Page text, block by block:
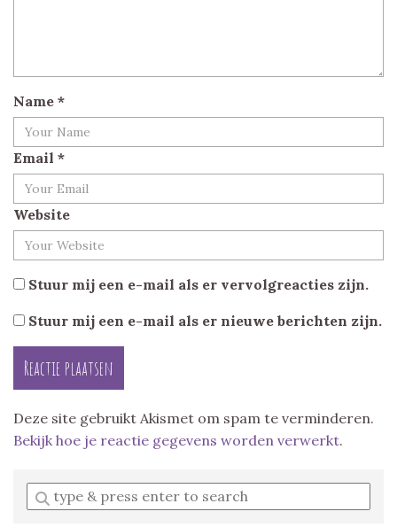
Name *
Email *
Website
Stuur mij een e-mail als er vervolgreacties zijn.
Stuur mij een e-mail als er nieuwe berichten zijn.
Deze site gebruikt Akismet om spam te verminderen.
Bekijk hoe je reactie gegevens worden verwerkt.
Enter
a